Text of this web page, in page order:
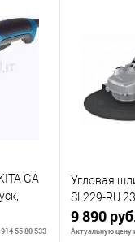
GA
55 80 533
Угловая
SL229-RU
9 890
Актуальную цену